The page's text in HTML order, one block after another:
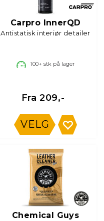
Carpro InnerQD
Antistatisk interiør detailer
100+ stk på lager
Fra 209,-
VELG
Chemical Guys